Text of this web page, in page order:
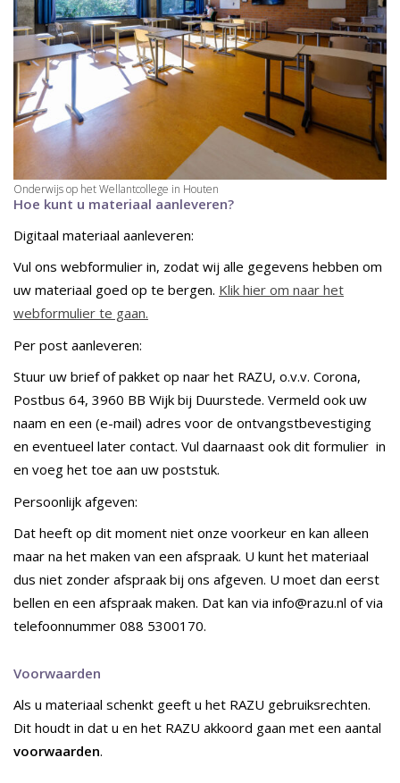
Onderwijs op het Wellantcollege in Houten
Hoe kunt u materiaal aanleveren?
Digitaal materiaal aanleveren:
Vul ons webformulier in, zodat wij alle gegevens hebben om
uw materiaal goed op te bergen. Klik hier om naar het
webformulier te gaan.
Per post aanleveren:
Stuur uw brief of pakket op naar het RAZU, o.v.v. Corona,
Postbus 64, 3960 BB Wijk bij Duurstede. Vermeld ook uw
naam en een (e-mail) adres voor de ontvangstbevestiging
en eventueel later contact. Vul daarnaast ook dit formulier in
en voeg het toe aan uw poststuk.
Persoonlijk afgeven:
Dat heeft op dit moment niet onze voorkeur en kan alleen
maar na het maken van een afspraak. U kunt het materiaal
dus niet zonder afspraak bij ons afgeven. U moet dan eerst
bellen en een afspraak maken. Dat kan via info@razu.nl of via
telefoonnummer 088 5300170.
Voorwaarden
Als u materiaal schenkt geeft u het RAZU gebruiksrechten.
Dit houdt in dat u en het RAZU akkoord gaan met een aantal
voorwaarden.